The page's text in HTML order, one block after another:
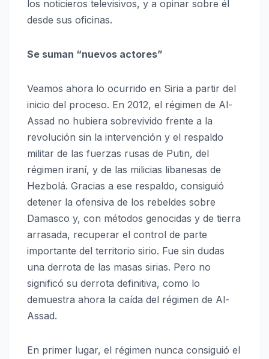
los noticieros televisivos, y a opinar sobre él
desde sus oficinas.
Se suman “nuevos actores”
Veamos ahora lo ocurrido en Siria a partir del
inicio del proceso. En 2012, el régimen de Al-
Assad no hubiera sobrevivido frente a la
revolución sin la intervención y el respaldo
militar de las fuerzas rusas de Putin, del
régimen iraní, y de las milicias libanesas de
Hezbolá. Gracias a ese respaldo, consiguió
detener la ofensiva de los rebeldes sobre
Damasco y, con métodos genocidas y de tierra
arrasada, recuperar el control de parte
importante del territorio sirio. Fue sin dudas
una derrota de las masas sirias. Pero no
significó su derrota definitiva, como lo
demuestra ahora la caída del régimen de Al-
Assad.
En primer lugar, el régimen nunca consiguió el